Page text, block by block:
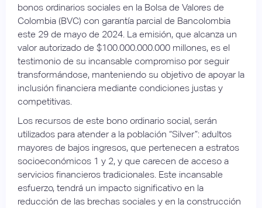
bonos ordinarios sociales en la Bolsa de Valores de
Colombia (BVC) con garantía parcial de Bancolombia
este 29 de mayo de 2024. La emisión, que alcanza un
valor autorizado de $100.000.000.000 millones, es el
testimonio de su incansable compromiso por seguir
transformándose, manteniendo su objetivo de apoyar la
inclusión financiera mediante condiciones justas y
competitivas.
Los recursos de este bono ordinario social, serán
utilizados para atender a la población “Silver”: adultos
mayores de bajos ingresos, que pertenecen a estratos
socioeconómicos 1 y 2, y que carecen de acceso a
servicios financieros tradicionales. Este incansable
esfuerzo, tendrá un impacto significativo en la
reducción de las brechas sociales y en la construcción